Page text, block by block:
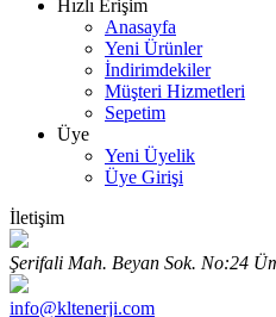
Hızlı Erişim
Anasayfa
Yeni Ürünler
İndirimdekiler
Müşteri Hizmetleri
Sepetim
Üye
Yeni Üyelik
Üye Girişi
İletişim
Şerifali Mah. Beyan Sok. No:24
info@kltenerji.com